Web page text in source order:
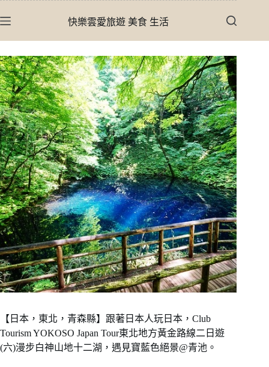
至
內
容
快樂雲愛旅遊 美食 生活
【日本，東北，青森縣】跟著日本人玩日本，Club
Tourism YOKOSO Japan Tour東北地方黃金路線二日遊
(六)漫步白神山地十二湖，遇見寶藍色絕景@青池。